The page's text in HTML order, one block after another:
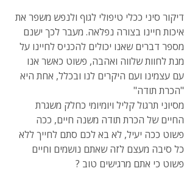
דיקור סיני ככלי טיפולי לגוף ולנפש משפר את
איכות חיינו בצורה נפלאה. מעבר לכך ישנם
מספר דברים שאנו יכולים להכניס לחיינו על
מנת לחוות שלווה ואהבה, פשוט כאשר אנו
עם עצמינו ועם היקרים לנו ובכלל, אחת היא
"הכרת תודה"
מסיוני תרגול קליל ויומיומי כחלק משגרת
החיים של הכרת תודה משנה חיים, ככה
פשוט ככה יעיל, לא בא לכם סתם לחייך ללא
כל סיבה מעצם לזה שאתם נושמים וחיים
פשוט כי אתם מרגישים טוב ?